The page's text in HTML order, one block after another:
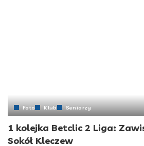
Foto Klub Seniorzy
1 kolejka Betclic 2 Liga:
Sokół Kleczew